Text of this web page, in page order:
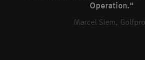
Operation.“
Marcel Siem,